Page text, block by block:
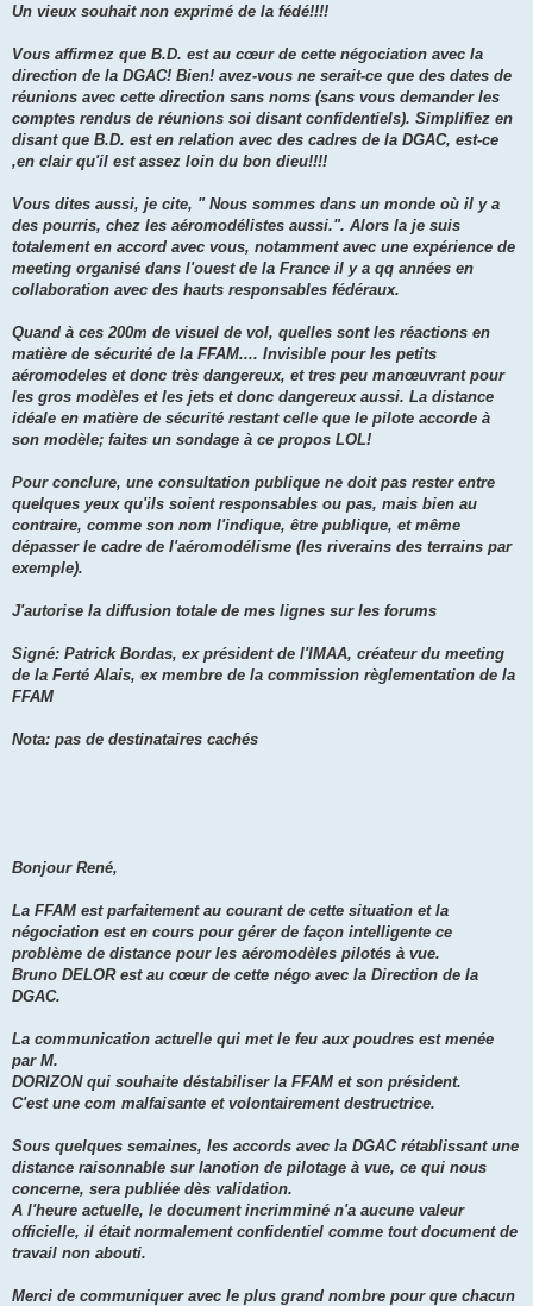
Un vieux souhait non exprimé de la fédé!!!!
Vous affirmez que B.D. est au cœur de cette négociation avec la
direction de la DGAC! Bien! avez-vous ne serait-ce que des dates de
réunions avec cette direction sans noms (sans vous demander les
comptes rendus de réunions soi disant confidentiels). Simplifiez en
disant que B.D. est en relation avec des cadres de la DGAC, est-ce
,en clair qu'il est assez loin du bon dieu!!!!
Vous dites aussi, je cite, " Nous sommes dans un monde où il y a
des pourris, chez les aéromodélistes aussi.". Alors la je suis
totalement en accord avec vous, notamment avec une expérience de
meeting organisé dans l'ouest de la France il y a qq années en
collaboration avec des hauts responsables fédéraux.
Quand à ces 200m de visuel de vol, quelles sont les réactions en
matière de sécurité de la FFAM.... Invisible pour les petits
aéromodeles et donc très dangereux, et tres peu manœuvrant pour
les gros modèles et les jets et donc dangereux aussi. La distance
idéale en matière de sécurité restant celle que le pilote accorde à
son modèle; faites un sondage à ce propos LOL!
Pour conclure, une consultation publique ne doit pas rester entre
quelques yeux qu'ils soient responsables ou pas, mais bien au
contraire, comme son nom l'indique, être publique, et même
dépasser le cadre de l'aéromodélisme (les riverains des terrains par
exemple).
J'autorise la diffusion totale de mes lignes sur les forums
Signé: Patrick Bordas, ex président de l'IMAA, créateur du meeting
de la Ferté Alais, ex membre de la commission règlementation de la
FFAM
Nota: pas de destinataires cachés
Bonjour René,
La FFAM est parfaitement au courant de cette situation et la
négociation est en cours pour gérer de façon intelligente ce
problème de distance pour les aéromodèles pilotés à vue.
Bruno DELOR est au cœur de cette négo avec la Direction de la
DGAC.
La communication actuelle qui met le feu aux poudres est menée
par M.
DORIZON qui souhaite déstabiliser la FFAM et son président.
C'est une com malfaisante et volontairement destructrice.
Sous quelques semaines, les accords avec la DGAC rétablissant une
distance raisonnable sur lanotion de pilotage à vue, ce qui nous
concerne, sera publiée dès validation.
A l'heure actuelle, le document incrimminé n'a aucune valeur
officielle, il était normalement confidentiel comme tout document de
travail non abouti.
Merci de communiquer avec le plus grand nombre pour que chacun